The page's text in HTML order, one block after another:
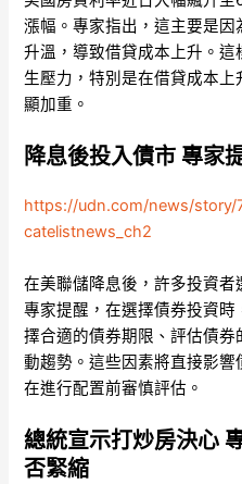
漲幅。專家指出，這主要是
升溫，導致借貸成本上升。
生壓力，特別是在借貸成本
顯加重。
降息後投入債市 專家
https://udn.com/news/
catelistnews_ch2
在美聯儲降息後，許多投資者
專家提醒，在選擇債券投資
擇合適的債券期限、評估債
動趨勢。這些因素將直接影
在進行配置前審慎評估。
總統宣示打炒房決心
否緊縮